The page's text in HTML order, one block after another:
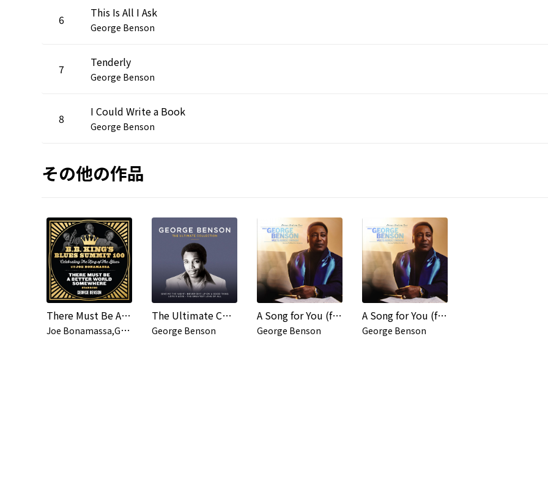
6 This Is All I Ask
George Benson
7 Tenderly
George Benson
8 I Could Write a Book
George Benson
その他の作品
There Must Be A Better World Somewhere
J
oe Bonamassa,George Benson
The Ultimate Collection
George Benson
A Song for You (feat. The Robert Farnon Orchestra)
George Benson
A Song for You (feat. The Robert Farnon Orchestra)
George Benson